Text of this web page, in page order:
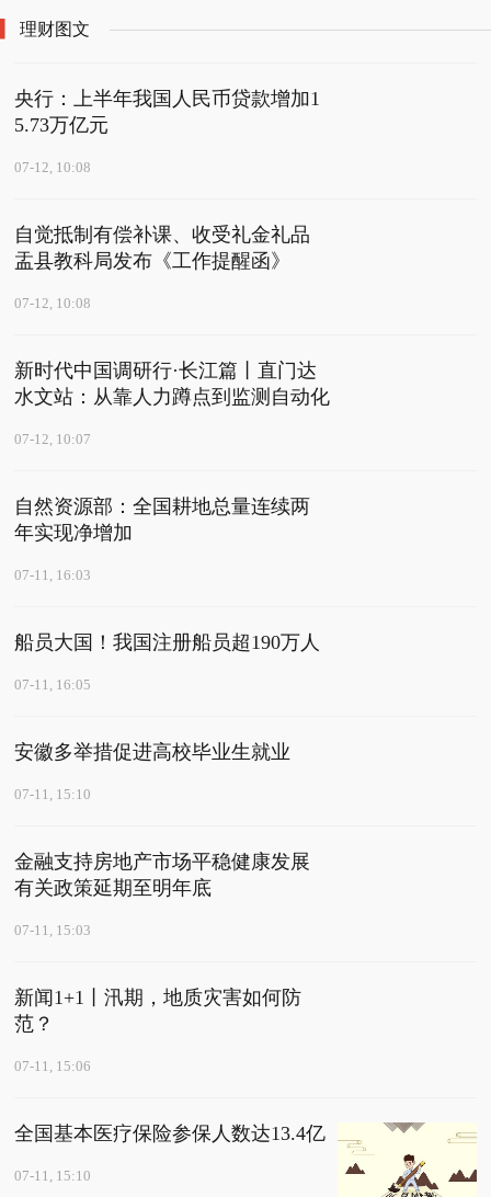
理财图文
央行：上半年我国人民币贷款增加1
5.73万亿元
07-12, 10:08
自觉抵制有偿补课、收受礼金礼品
盂县教科局发布《工作提醒函》
07-12, 10:08
新时代中国调研行·长江篇丨直门达
水文站：从靠人力蹲点到监测自动化
07-12, 10:07
自然资源部：全国耕地总量连续两
年实现净增加
07-11, 16:03
船员大国！我国注册船员超190万人
07-11, 16:05
安徽多举措促进高校毕业生就业
07-11, 15:10
金融支持房地产市场平稳健康发展
有关政策延期至明年底
07-11, 15:03
新闻1+1丨汛期，地质灾害如何防
范？
07-11, 15:06
全国基本医疗保险参保人数达13.4亿
07-11, 15:10